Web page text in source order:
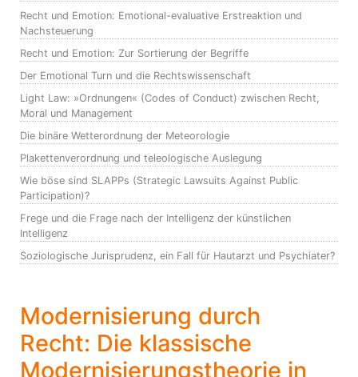
Recht und Emotion: Emotional-evaluative Erstreaktion und
Nachsteuerung
Recht und Emotion: Zur Sortierung der Begriffe
Der Emotional Turn und die Rechtswissenschaft
Light Law: »Ordnungen« (Codes of Conduct) zwischen Recht,
Moral und Management
Die binäre Wetterordnung der Meteorologie
Plakettenverordnung und teleologische Auslegung
Wie böse sind SLAPPs (Strategic Lawsuits Against Public
Participation)?
Frege und die Frage nach der Intelligenz der künstlichen
Intelligenz
Soziologische Jurisprudenz, ein Fall für Hautarzt und Psychiater?
Modernisierung durch
Recht: Die klassische
Modernisierungstheorie in